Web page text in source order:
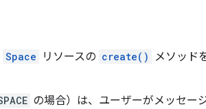
Space リソースの create()
メソッド
の場合）は、ユーザーがメッセー